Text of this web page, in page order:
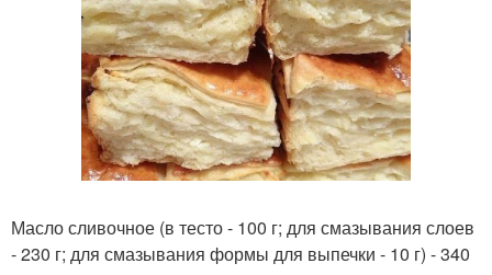
Масло сливочное (в тесто - 100 г; для смазывания слоев
- 230 г; для смазывания формы для выпечки - 10 г) - 340